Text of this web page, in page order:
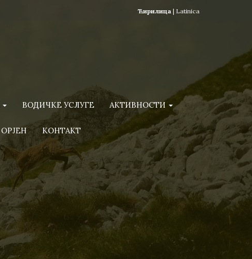
Ћирилица | Latinica
ВОДИЧКЕ УСЛУГЕ АКТИВНОСТИ
ОРЈЕН КОНТАКТ